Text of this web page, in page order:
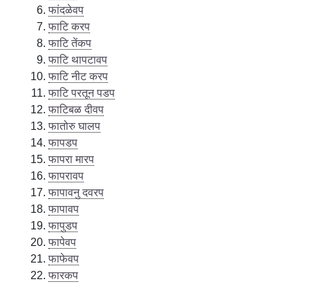
फांदळेवप
फाटि करप
फाटि तेंकप
फाटि थापटावप
फाटि नीट करप
फाटि परतून पडप
फाटिबळ दीवप
फातोरु घालप
फापडप
फापरा मारप
फापरावप
फापावनु दवरप
फापावप
फापुडप
फापेवप
फाफेवप
फारकप